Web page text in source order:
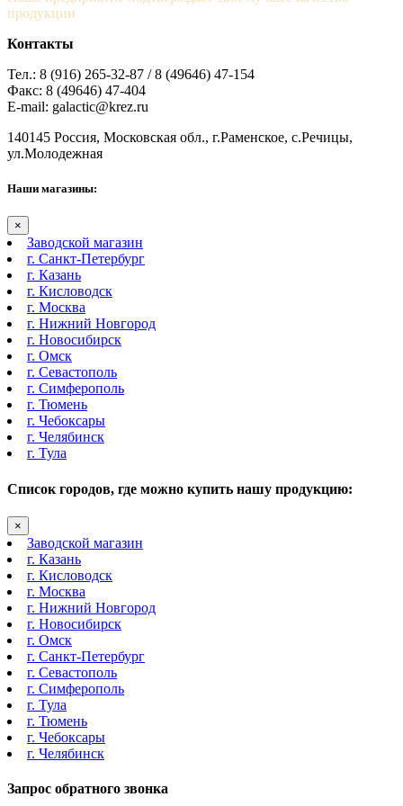
продукции
Контакты
Тел.: 8 (916) 265-32-87 / 8 (49646) 47-154
Факс: 8 (49646) 47-404
E-mail: galactic@krez.ru
140145 Россия, Московская обл., г.Раменское, с.Речицы,
ул.Молодежная
Наши магазины:
×
Заводской магазин
г. Санкт-Петербург
г. Казань
г. Кисловодск
г. Москва
г. Нижний Новгород
г. Новосибирск
г. Омск
г. Севастополь
г. Симферополь
г. Тюмень
г. Чебоксары
г. Челябинск
г. Тула
Список городов, где можно купить нашу продукцию:
×
Заводской магазин
г. Казань
г. Кисловодск
г. Москва
г. Нижний Новгород
г. Новосибирск
г. Омск
г. Санкт-Петербург
г. Севастополь
г. Симферополь
г. Тула
г. Тюмень
г. Чебоксары
г. Челябинск
Запрос обратного звонка